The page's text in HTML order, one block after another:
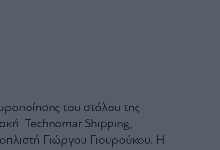
του στόλου της
Technomar Shipping,
Γιώργου Γιουρούκου. H